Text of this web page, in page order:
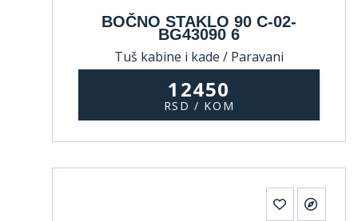
BOČNO STAKLO 90 C-02-
BG43090 6
Tuš kabine i kade / Paravani
12450
RSD / KOM